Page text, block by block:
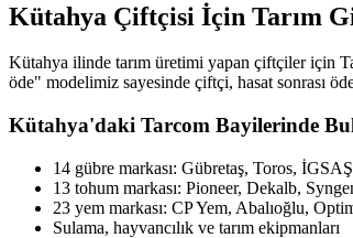
Kütahya Çiftçisi İçin Tarım
Kütahya ilinde tarım üretimi yapan çiftçiler için
öde" modelimiz sayesinde çiftçi, hasat sonrası
Kütahya'daki Tarcom Bayilerinde
14 gübre markası: Gübretaş, Toros,
13 tohum markası: Pioneer, Dekalb,
23 yem markası: CP Yem, Abalıoğlu,
Sulama, hayvancılık ve tarım ekipmanları